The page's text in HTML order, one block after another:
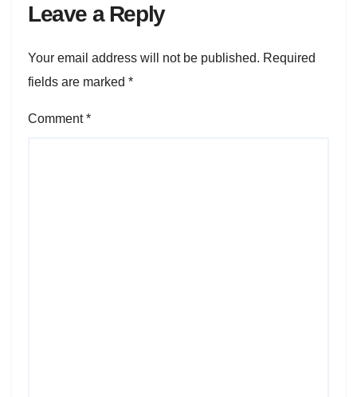
Leave a Reply
Your email address will not be published. Required
fields are marked *
Comment*